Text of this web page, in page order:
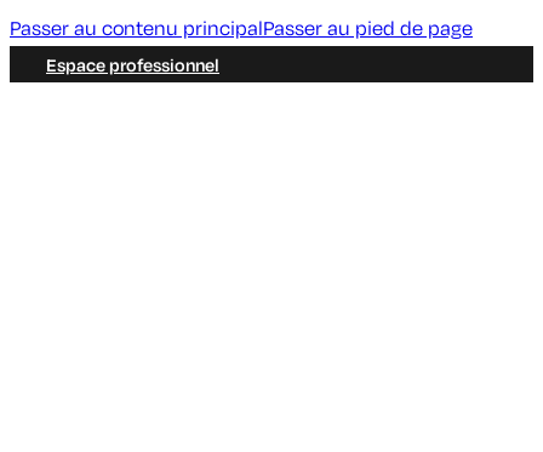
Passer au contenu principalPasser au pied de page
Espace professionnel